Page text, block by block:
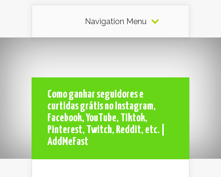
Navigation Menu
Como ganhar seguidores e
curtidas grátis no Instagram,
Facebook, YouTube, Tiktok,
Pinterest, Twitch, Reddit, etc. |
AddMeFast